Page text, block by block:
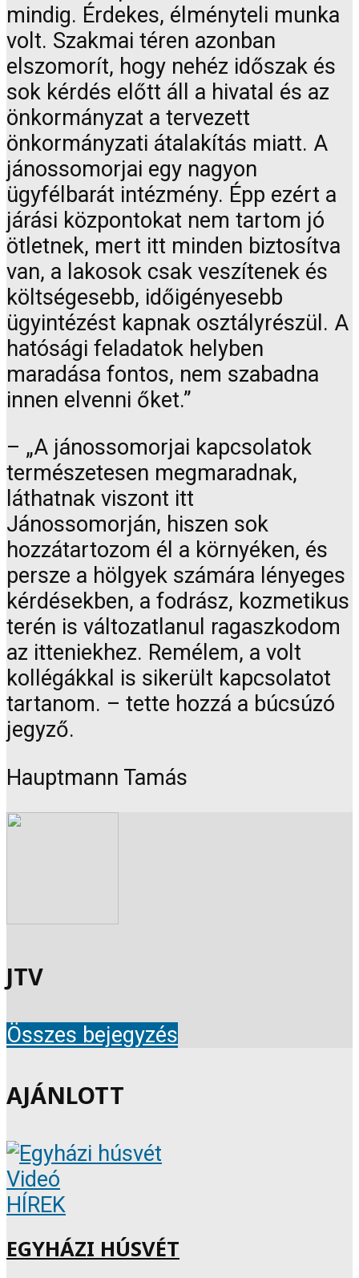
mindig. Érdekes, élményteli munka
volt. Szakmai téren azonban
elszomorít, hogy nehéz időszak és
sok kérdés előtt áll a hivatal és az
önkormányzat a tervezett
önkormányzati átalakítás miatt. A
jánossomorjai egy nagyon
ügyfélbarát intézmény. Épp ezért a
járási központokat nem tartom jó
ötletnek, mert itt minden biztosítva
van, a lakosok csak veszítenek és
költségesebb, időigényesebb
ügyintézést kapnak osztályrészül. A
hatósági feladatok helyben
maradása fontos, nem szabadna
innen elvenni őket.”
– „A jánossomorjai kapcsolatok
természetesen megmaradnak,
láthatnak viszont itt
Jánossomorján, hiszen sok
hozzátartozom él a környéken, és
persze a hölgyek számára lényeges
kérdésekben, a fodrász, kozmetikus
terén is változatlanul ragaszkodom
az itteniekhez. Remélem, a volt
kollégákkal is sikerült kapcsolatot
tartanom. – tette hozzá a búcsúzó
jegyző.
Hauptmann Tamás
JTV
Összes bejegyzés
AJÁNLOTT
Videó
HÍREK
EGYHÁZI HÚSVÉT